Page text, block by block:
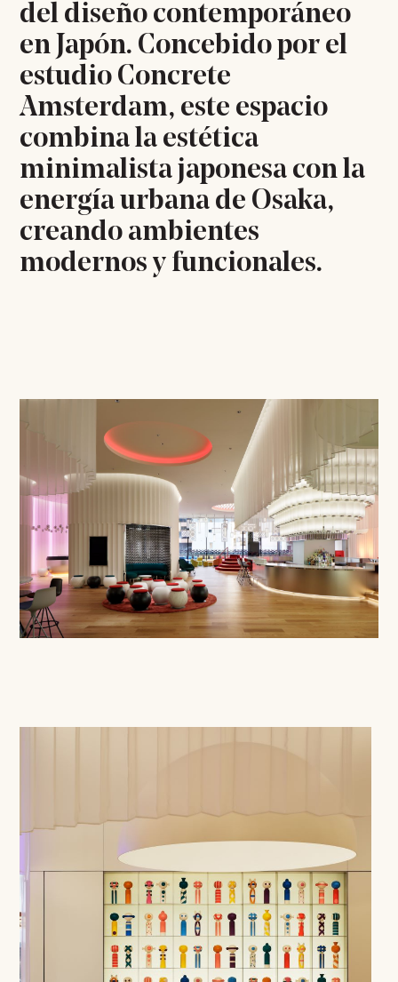
del diseño contemporáneo
en Japón. Concebido por el
estudio Concrete
Amsterdam, este espacio
combina la estética
minimalista japonesa con la
energía urbana de Osaka,
creando ambientes
modernos y funcionales.